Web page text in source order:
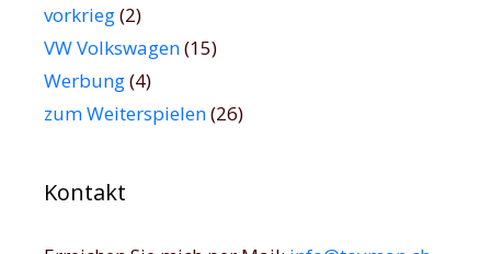
vorkrieg(2)
VW Volkswagen(15)
Werbung(4)
zum Weiterspielen(26)
Kontakt